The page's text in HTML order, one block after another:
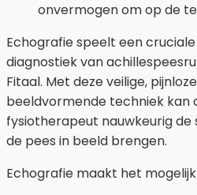
onvermogen om op de
Echografie speelt een
diagnostiek van
Fitaal. Met deze veilige, pijnloze
beeldvormende techniek kan
fysiotherapeut nauwkeurig
de pees in beeld brengen.
Echografie maakt het